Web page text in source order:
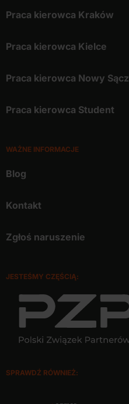
Praca kierowca Kraków
Praca kierowca Kielce
Praca kierowca Nowy Sącz
Praca kierowca Student
WAŻNE INFORMACJE
Blog
Kontakt
Zgłoś naruszenie
JESTEŚMY CZĘŚCIĄ:
SPRAWDŹ RÓWNIEŻ: